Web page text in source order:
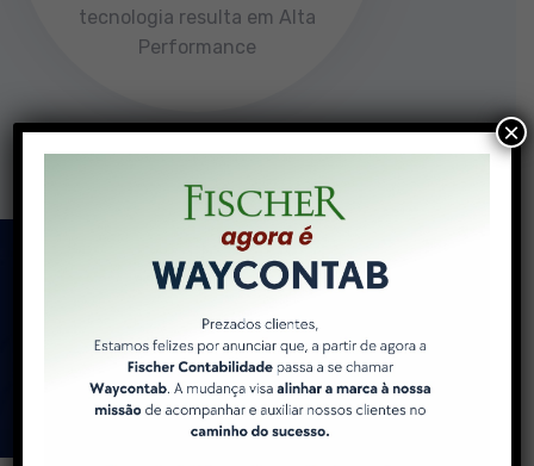
tecnologia resulta em Alta
Performance
Como a WayContab pode
ajudar você e sua
empresa
×